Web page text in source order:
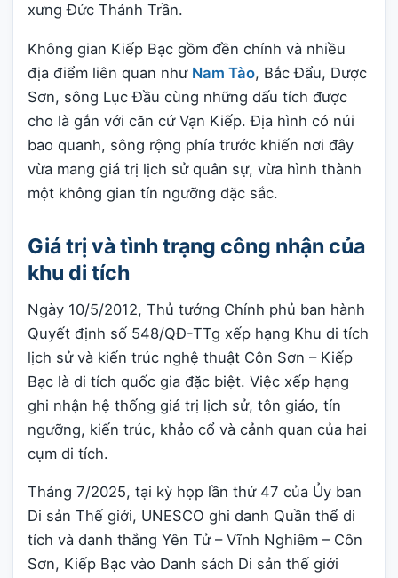
xưng Đức Thánh Trần.
Không gian Kiếp Bạc gồm đền chính và nhiều
địa điểm liên quan như Nam Tào, Bắc Đẩu, Dược
Sơn, sông Lục Đầu cùng những dấu tích được
cho là gắn với căn cứ Vạn Kiếp. Địa hình có núi
bao quanh, sông rộng phía trước khiến nơi đây
vừa mang giá trị lịch sử quân sự, vừa hình thành
một không gian tín ngưỡng đặc sắc.
Giá trị và tình trạng công nhận của
khu di tích
Ngày 10/5/2012, Thủ tướng Chính phủ ban hành
Quyết định số 548/QĐ-TTg xếp hạng Khu di tích
lịch sử và kiến trúc nghệ thuật Côn Sơn – Kiếp
Bạc là di tích quốc gia đặc biệt. Việc xếp hạng
ghi nhận hệ thống giá trị lịch sử, tôn giáo, tín
ngưỡng, kiến trúc, khảo cổ và cảnh quan của hai
cụm di tích.
Tháng 7/2025, tại kỳ họp lần thứ 47 của Ủy ban
Di sản Thế giới, UNESCO ghi danh Quần thể di
tích và danh thắng Yên Tử – Vĩnh Nghiêm – Côn
Sơn, Kiếp Bạc vào Danh sách Di sản thế giới